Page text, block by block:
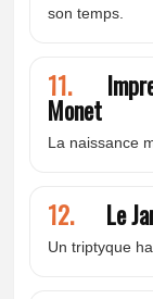
son temps.
11.
Monet
La naissance
12. Le
Un triptyque